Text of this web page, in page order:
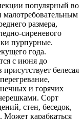
популярный во
малотребовательным
размера,
сиреневого
пурпурные.
года.
с июня до
белесая
и горячих
Сорт
стен, беседок,
Может карабкаться